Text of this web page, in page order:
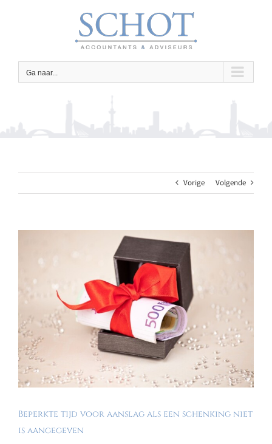
Ga naar...
Vorige Volgende
afbeelding
Beperkte tijd voor aanslag als een schenking niet
is aangegeven